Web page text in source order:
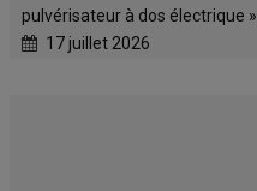
pulvérisateur à dos électrique »
17 juillet 2026